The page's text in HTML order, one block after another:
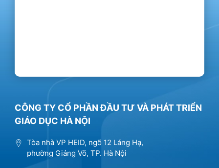
CÔNG TY CỔ PHẦN ĐẦU TƯ VÀ PHÁT TRIỂN
GIÁO DỤC HÀ NỘI
Tòa nhà VP HEID, ngõ 12 Láng Hạ,
phường Giảng Võ, TP. Hà Nội